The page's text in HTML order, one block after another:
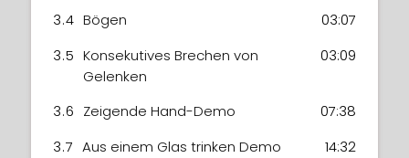
3.4 Bögen
03:07
3.5 Konsekutives Brechen von
Gelenken
03:09
3.6 Zeigende Hand-Demo
07:38
3.7 Aus einem Glas trinken Demo 14:32